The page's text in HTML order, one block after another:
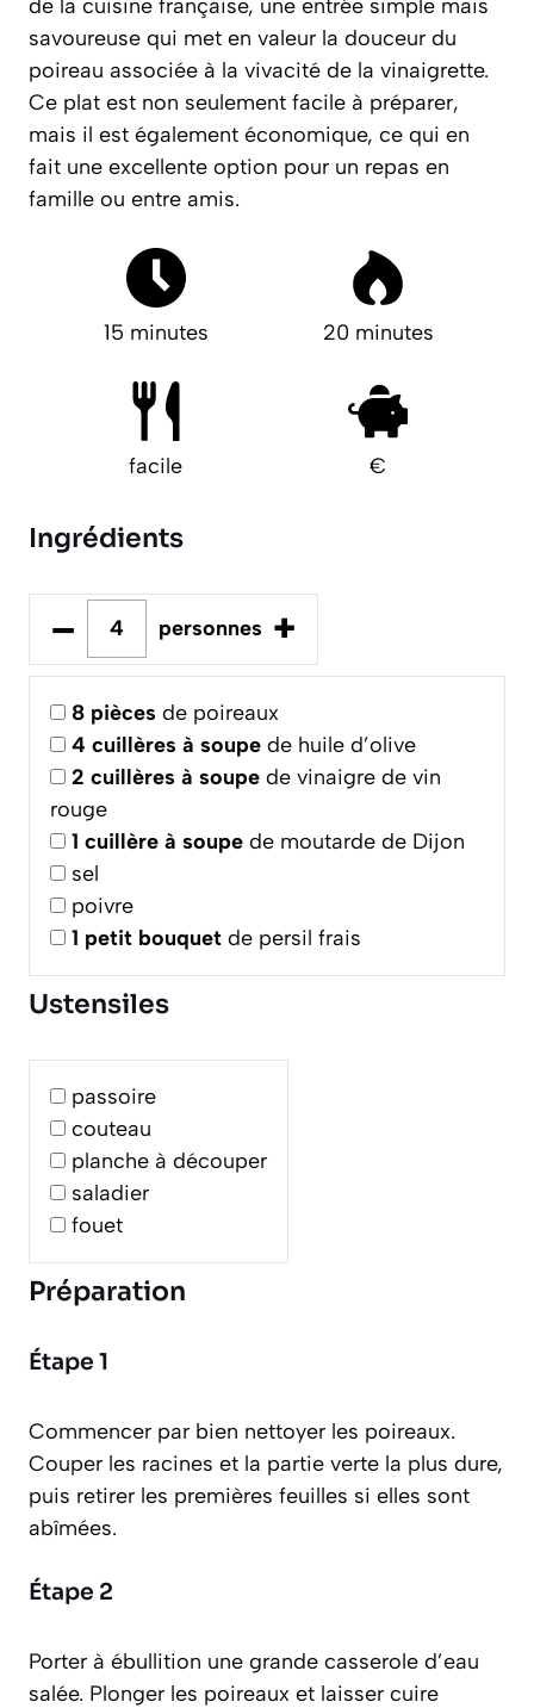
de la cuisine française, une entrée simple mais
savoureuse qui met en valeur la douceur du
poireau associée à la vivacité de la vinaigrette.
Ce plat est non seulement facile à préparer,
mais il est également économique, ce qui en
fait une excellente option pour un repas en
famille ou entre amis.
15 minutes 20 minutes
facile €
Ingrédients
– personnes +
8 pièces de poireaux
4 cuillères à soupe de huile d’olive
2 cuillères à soupe de vinaigre de vin
rouge
1 cuillère à soupe de moutarde de Dijon
sel
poivre
1 petit bouquet de persil frais
Ustensiles
passoire
couteau
planche à découper
saladier
fouet
Préparation
Étape 1
Commencer par bien nettoyer les poireaux.
Couper les racines et la partie verte la plus dure,
puis retirer les premières feuilles si elles sont
abîmées.
Étape 2
Porter à ébullition une grande casserole d’eau
salée. Plonger les poireaux et laisser cuire